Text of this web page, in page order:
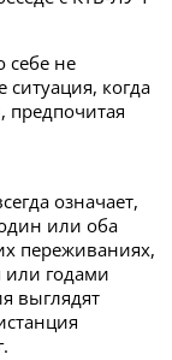
себе не
когда
предпочитая
означает,
или оба
переживаниях,
или годами
выглядят